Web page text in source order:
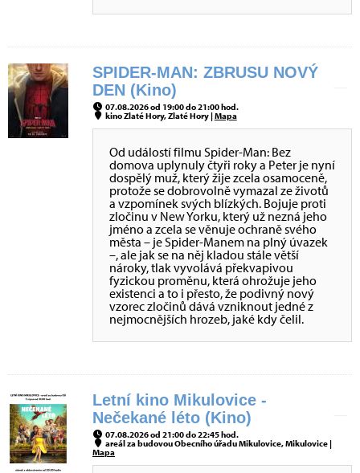
SPIDER-MAN: ZBRUSU NOVÝ
DEN (Kino)
07.08.2026 od 19:00 do 21:00 hod.
kino Zlaté Hory, Zlaté Hory |Mapa
Od událostí filmu Spider-Man: Bez
domova uplynuly čtyři roky a Peter je nyní
dospělý muž, který žije zcela osamoceně,
protože se dobrovolně vymazal ze životů
a vzpomínek svých blízkých. Bojuje proti
zločinu v New Yorku, který už nezná jeho
jméno a zcela se věnuje ochraně svého
města – je Spider-Manem na plný úvazek
–, ale jak se na něj kladou stále větší
nároky, tlak vyvolává překvapivou
fyzickou proměnu, která ohrožuje jeho
existenci a to i přesto, že podivný nový
vzorec zločinů dává vzniknout jedné z
nejmocnějších hrozeb, jaké kdy čelil.
Letní kino Mikulovice -
Nečekané léto (Kino)
07.08.2026 od 21:00 do 22:45 hod.
areál za budovou Obecního úřadu Mikulovice, Mikulovice |
Mapa